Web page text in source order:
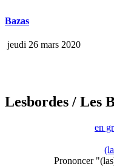
Bazas
jeudi 26 mars 2020
Lesbordes / Les
en
Prononcer